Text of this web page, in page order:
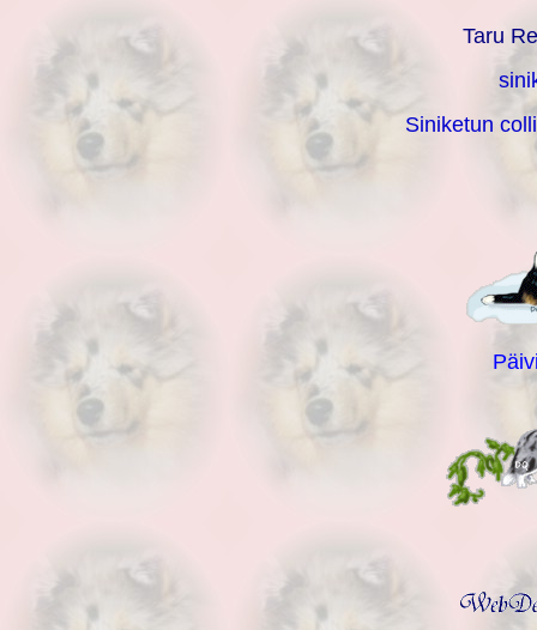
Taru
Siniketun